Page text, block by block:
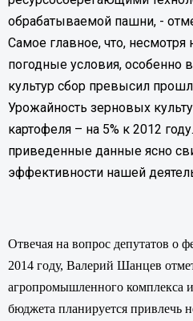
обрабатываемой пашни, -
Самое главное, что, несмотря
погодные условия, особенно
культур сбор превысил
Урожайность зерновых
картофеля – на 5% к 2012
приведенные данные ясно
эффективности нашей
Отвечая на вопрос депутатов о
2014 году, Валерий Шанцев
агропромышленного комплекса
бюджета планируется привлечь